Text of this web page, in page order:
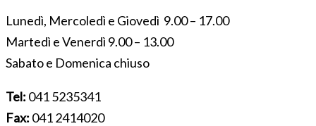
Lunedì, Mercoledì e Giovedì 9.00 – 17.00
Martedì e Venerdì 9.00 – 13.00
Sabato e Domenica chiuso
Tel: 041 5235341
Fax: 041 2414020